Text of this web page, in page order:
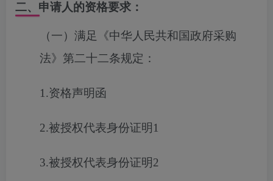
二、申请人的资格要求：
（一）满足《中华人民共和国政府采购
法》第二十二条规定：
1.资格声明函
2.被授权代表身份证明1
3.被授权代表身份证明2